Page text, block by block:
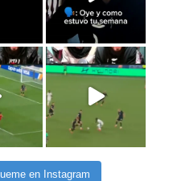
en Instagram